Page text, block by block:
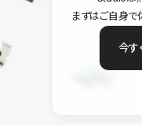
まずはご自身で
今す